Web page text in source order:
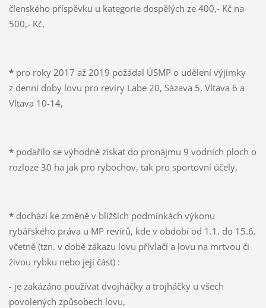
členského příspěvku u kategorie dospělých ze 400,- Kč na
500,- Kč,
*pro roky 2017 až 2019 požádal ÚSMP o udělení výjimky
z denní doby lovu pro revíry Labe 20, Sázava 5, Vltava 6 a
Vltava 10-14,
*podařilo se výhodně získat do pronájmu 9 vodních ploch o
rozloze 30 ha jak pro rybochov, tak pro sportovní účely,
*dochází ke změně v bližších podmínkách výkonu
rybářského práva u MP revírů, kde v období od 1.1. do 15.6.
včetně (tzn. v době zákazu lovu přívlačí a lovu na mrtvou či
živou rybku nebo její část) :
- je zakázáno používat dvojháčky a trojháčky u všech
povolených způsobech lovu,